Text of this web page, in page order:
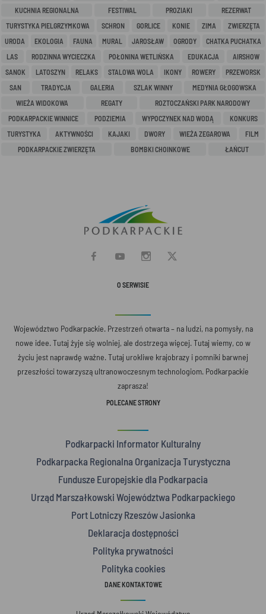
KUCHNIA REGIONALNA
FESTIWAL PROZIAKI
REZERWAT
TURYSTYKA PIELGRZYMKOWA
SCHRON GORLICE KONIE ZIMA
ZWIERZĘTA
URODA
EKOLOGIA FAUNA MURAL JAROSŁAW OGRODY
CHATKA PUCHATKA
LAS
RODZINNA WYCIECZKA POŁONINA WETLIŃSKA EDUKACJA
AIRSHOW
SANOK
LATOSZYN RELAKS STALOWA WOLA IKONY ROWERY
PRZEWORSK
SAN
TRADYCJA GALERIA SZLAK WINNY
MEDYNIA GŁOGOWSKA
WIEŻA WIDOKOWA
REGATY
ROZTOCZAŃSKI PARK NARODOWY
PODKARPACKIE WINNICE
PODZIEMIA WYPOCZYNEK NAD WODĄ
KONKURS
TURYSTYKA
AKTYWNOŚCI KAJAKI DWORY WIEŻA ZEGAROWA
FILM
PODKARPACKIE ZWIERZĘTA
BOMBKI CHOINKOWE ŁAŃCUT
O SERWISIE
Województwo Podkarpackie. Przestrzeń otwarta – na ludzi, na pomysły, na
nowe idee. Tutaj żyje się wolniej, ale dostrzega więcej. Tutaj wiemy, co w
życiu jest naprawdę ważne. Tutaj urokliwe krajobrazy i pomniki barwnej
przeszłości towarzyszą ultranowoczesnym technologiom. Podkarpackie
zaprasza!
POLECANE STRONY
Podkarpacki Informator Kulturalny
Podkarpacka Regionalna Organizacja Turystyczna
Fundusze Europejskie dla Podkarpacia
Urząd Marszałkowski Województwa Podkarpackiego
Port Lotniczy Rzeszów Jasionka
Deklaracja dostępności
Polityka prywatności
Polityka cookies
DANE KONTAKTOWE